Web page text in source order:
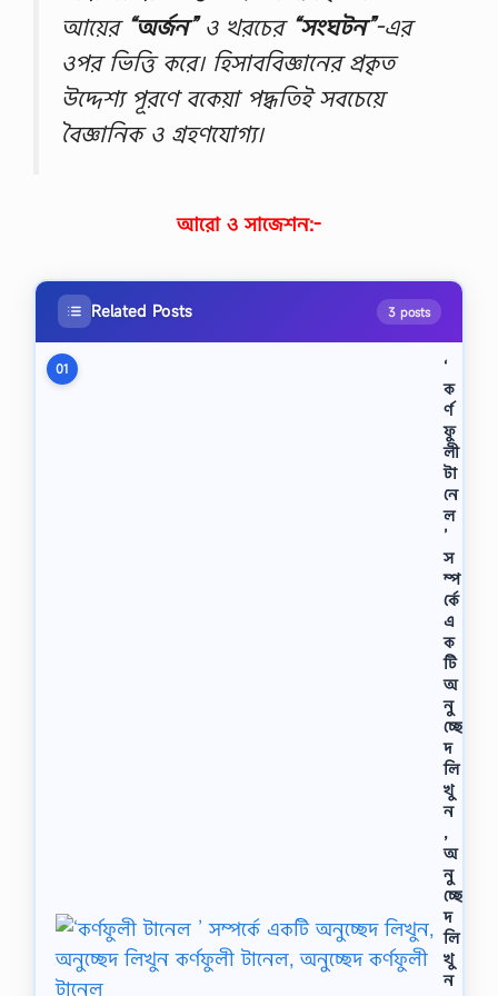
আয়ের “অর্জন”ও খরচের “সংঘটন”-এর
ওপর ভিত্তি করে। হিসাববিজ্ঞানের প্রকৃত
উদ্দেশ্য পূরণে বকেয়া পদ্ধতিই সবচেয়ে
বৈজ্ঞানিক ও গ্রহণযোগ্য।
আরো ও সাজেশন:-
Related Posts 3 posts
01
‘
ক
র্ণ
ফু
লী
টা
নে
ল
’
স
ম্প
র্কে
এ
ক
টি
অ
নু
চ্ছে
দ
লি
খু
ন
,
অ
নু
চ্ছে
দ
লি
খু
ন